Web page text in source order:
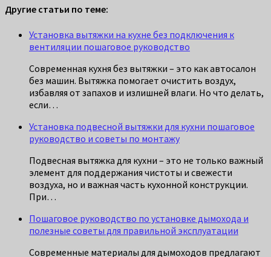
Другие статьи по теме:
Установка вытяжки на кухне без подключения к
вентиляции пошаговое руководство
Современная кухня без вытяжки – это как автосалон
без машин. Вытяжка помогает очистить воздух,
избавляя от запахов и излишней влаги. Но что делать,
если…
Установка подвесной вытяжки для кухни пошаговое
руководство и советы по монтажу
Подвесная вытяжка для кухни – это не только важный
элемент для поддержания чистоты и свежести
воздуха, но и важная часть кухонной конструкции.
При…
Пошаговое руководство по установке дымохода и
полезные советы для правильной эксплуатации
Современные материалы для дымоходов предлагают